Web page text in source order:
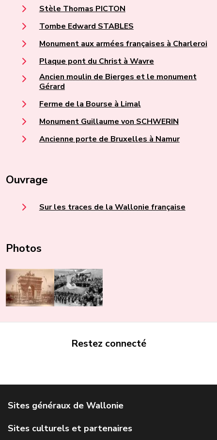
Stèle Thomas PICTON
Tombe Edward STABLES
Monument aux armées françaises à Charleroi
Plaque pont du Christ à Wavre
Ancien moulin de Bierges et le monument
Gérard
Ferme de la Bourse à Limal
Monument Guillaume von SCHWERIN
Ancienne porte de Bruxelles à Namur
Ouvrage
Sur les traces de la Wallonie française
Photos
Restez connecté
Service public de Wallonie